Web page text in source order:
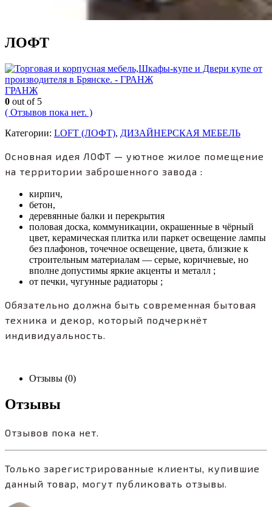
ЛОФТ
ГРАНЖ
0 out of 5
( Отзывов пока нет. )
Категории: LOFT (ЛОФТ), ДИЗАЙНЕРСКАЯ МЕБЕЛЬ
Основная идея ЛОФТ — уютное жилое помещение
на территории заброшенного завода :
кирпич,
бетон,
деревянные балки и перекрытия
половая доска, коммуникации, окрашенные в чёрный
цвет, керамическая плитка или паркет освещение лампы
без плафонов, точечное освещение, цвета, близкие к
строительным материалам — серые, коричневые, но
вполне допустимы яркие акценты и металл ;
от печки, чугунные радиаторы ;
Обязательно должна быть современная бытовая
техника и декор, который подчеркнёт
индивидуальность.
Отзывы (0)
Отзывы
Отзывов пока нет.
Только зарегистрированные клиенты, купившие
данный товар, могут публиковать отзывы.